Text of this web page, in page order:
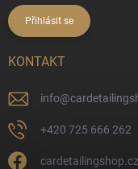
Přihlásit se
KONTAKT
info@
+420 725 666 262
cardetailingshop.cz